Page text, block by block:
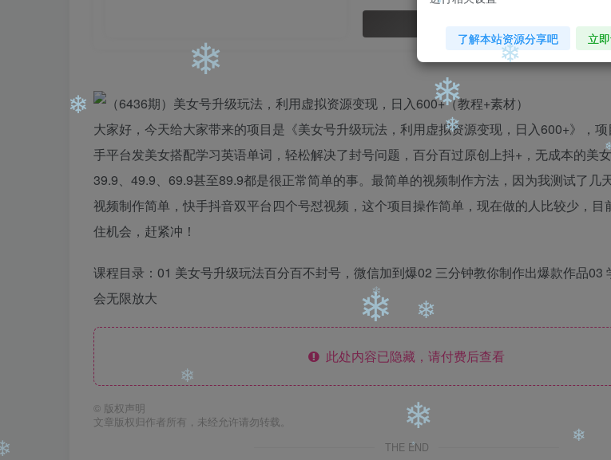
大家好，今天给大家带来的项目是《美女号升级玩法，利用虚拟资源变现，日入600+》，
手平台发美女搭配学习英语单词，轻松解决了封号问题，百分百过原创上抖+，无成本的美
39.9、49.9、69.9甚至89.9都是很正常简单的事。最简单的视频制作方法，因为我测试了几
视频制作简单，快手抖音双平台四个号怼视频，这个项目操作简单，现在做的人比较少，目
住机会，赶紧冲！
课程目录：01 美女号升级玩法百分百不封号，微信加到爆02 三分钟教你制作出爆款作品03
会无限放大
此处内容已隐藏，请付费后查看
© 版权声明
文章版权归作者所有，未经允许请勿转载。
THE END
了解本站资源分享吧 立
❄
❄
❄
❄
❄ ❄
❄
❄